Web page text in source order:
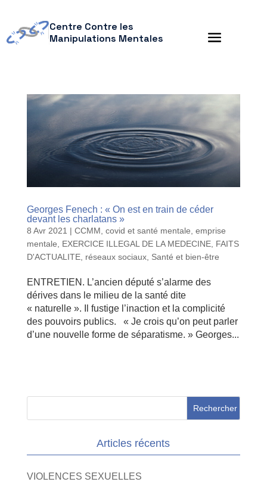
Centre Contre les
Manipulations Mentales
Georges Fenech : « On est en train de céder
devant les charlatans »
8 Avr 2021 | CCMM covid et santé mentale emprise
mentale
EXERCICE ILLEGAL DE LA MEDECINE, FAITS
D'ACTUALITE, réseaux sociaux, Santé et bien-être
ENTRETIEN. L’ancien député s’alarme des
dérives dans le milieu de la santé dite
« naturelle ». Il fustige l’inaction et la complicité
des pouvoirs publics. « Je crois qu’on peut parler
d’une nouvelle forme de séparatisme. » Georges...
Articles récents
VIOLENCES SEXUELLES